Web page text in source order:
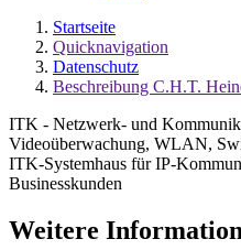
Startseite
Quicknavigation
Datenschutz
Beschreibung C.H.T.
ITK - Netzwerk- und
Videoüberwachung, WLAN,
ITK-Systemhaus für IP-
Businesskunden
Weitere